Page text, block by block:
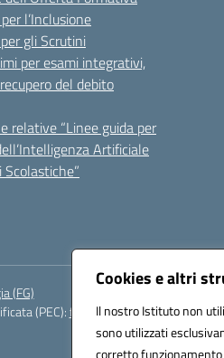
Cookies e altri
Il nostro Istituto non
sono utilizzati
corretto
l’Inclusione
gli Scrutini
per esami integrativi,
del debito
relative “Linee guida per
Artificiale
(FG)
(PEC):